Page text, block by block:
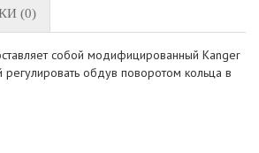
(0)
собой модифицированный Kanger
обдув поворотом кольца в